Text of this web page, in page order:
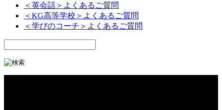
＜英会話＞よくあるご質問
＜KG高等学校＞よくあるご質問
＜学びのコーチ＞よくあるご質問